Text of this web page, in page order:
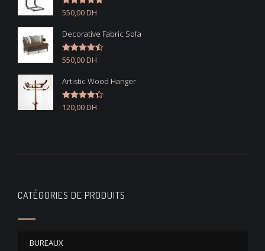
Note4.67
sur 5
550,00DH
Decorative Fabric Sofa
Note4.50
sur 5
550,00DH
Artistic Wood Hanger
Note4.33
sur 5
120,00DH
CATÉGORIES DE PRODUITS
BUREAUX